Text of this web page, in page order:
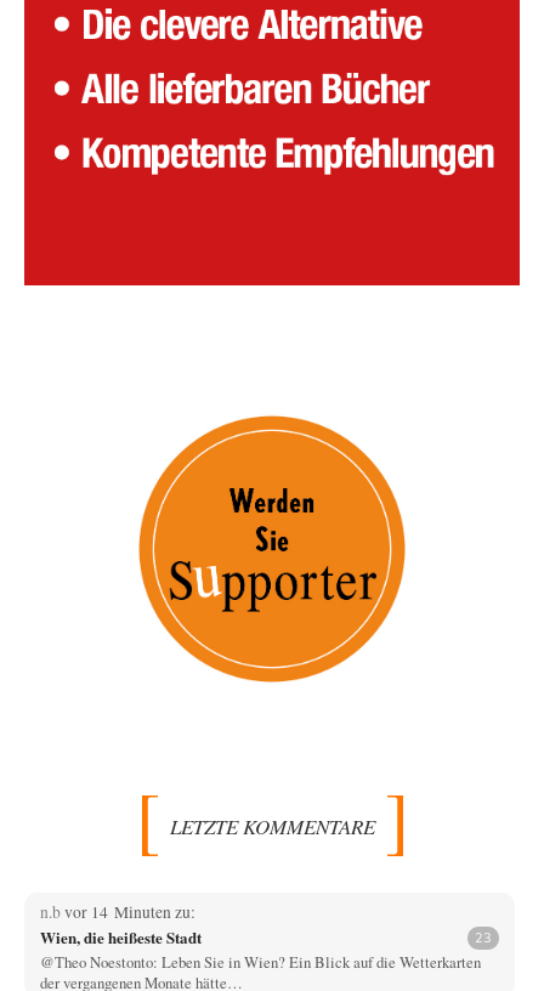
LETZTE KOMMENTARE
n.bvor 14 Minuten zu:
Wien, die heißeste Stadt 23
@Theo Noestonto: Leben Sie in Wien? Ein Blick auf die Wetterkarten
der vergangenen Monate hätte…